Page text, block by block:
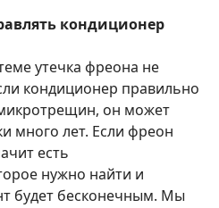
кондиционер
утечка фреона не
кондиционер правильно
он может
много лет. Если фреон
есть
нужно найти и
будет бесконечным. Мы